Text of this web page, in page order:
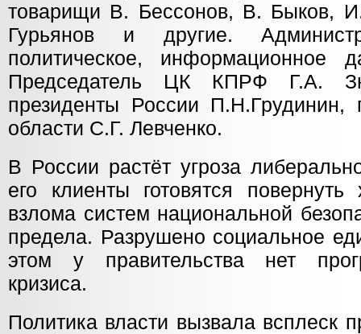
товарищи В. Бессонов, В. Быков,
Гурьянов и другие.
политическое, информационное
Председатель ЦК КПРФ Г.А.
президенты России П.Н.Грудинин,
области С.Г. Левченко.
В России растёт угроза
его клиенты готовятся
взлома систем национальной
предела. Разрушено социальное
этом у правительства нет
кризиса.
Политика власти вызвала всплеск